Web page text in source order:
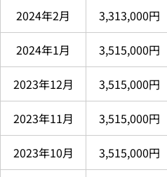
2024年2月 3,313,000円
2024年1月 3,515,000円
2023年12月 3,515,000円
2023年11月 3,515,000円
2023年10月 3,515,000円